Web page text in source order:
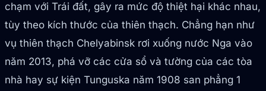
chạm với Trái đất, gây ra mức độ thiệt hại khác nhau,
tùy theo kích thước của thiên thạch. Chẳng hạn như
vụ thiên thạch Chelyabinsk rơi xuống nước Nga vào
năm 2013, phá vỡ các cửa sổ và tường của các tòa
nhà hay sự kiện Tunguska năm 1908 san phẳng 1